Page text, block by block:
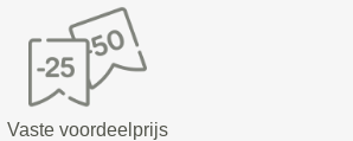
Vaste voordeelprijs